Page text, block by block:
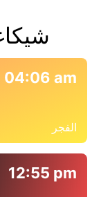
04:06 am
الفجر
12:55 pm